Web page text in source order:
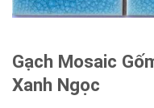
Gạch Mosaic
Xanh Ngọc